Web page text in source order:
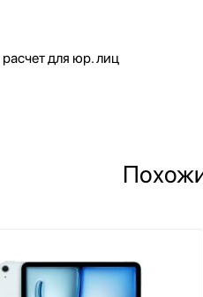
для юр. лиц